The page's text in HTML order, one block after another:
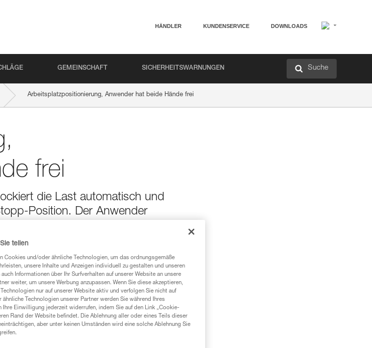
HÄNDLER KUNDENSERVICE DOWNLOADS
GEMEINSCHAFT SICHERHEITSWARNUNGEN Suche
Arbeitsplatzpositionierung, Anwender hat beide Hände frei
frei
die Last automatisch und
Position. Der Anwender
Position zurückgekehrt ist,
in diesem Tech Tipp geht,
Zusatzinformationen verstehen zu
Informationen richtig
und ein spezielles
teilen
Cookies und/oder ähnliche Technologien, um das ordnungsgemäße
unsere Inhalte und Anzeigen individuell zu gestalten und unseren
Informationen über Ihr Surfverhalten auf unserer Website an unsere
weiter, um unsere Werbung anzupassen. Wenn Sie diese akzeptieren,
nur auf unserer Website aktiv und verfolgen Sie nicht auf
Technologien unserer Partner werden Sie während Ihres
Ihre Einwilligung jederzeit widerrufen, indem Sie auf den Link „Cookie-
Rand der Website befindet. Die Ablehnung aller oder eines Teils dieser
aber unter keinen Umständen wird eine solche Ablehnung Sie